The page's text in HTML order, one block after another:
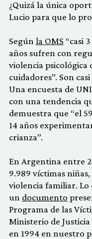
¿Quizá la única
Lucio para que lo
Según la OMS “casi
años sufren con
violencia psicológica
cuidadores”. Son
Una encuesta de
con una tendencia
demuestra que “el
14 años
crianza”.
En Argentina entre
9.989 víctimas
violencia familiar. Lo
un documento
Programa de las
Ministerio de
en 1994 en nuestro